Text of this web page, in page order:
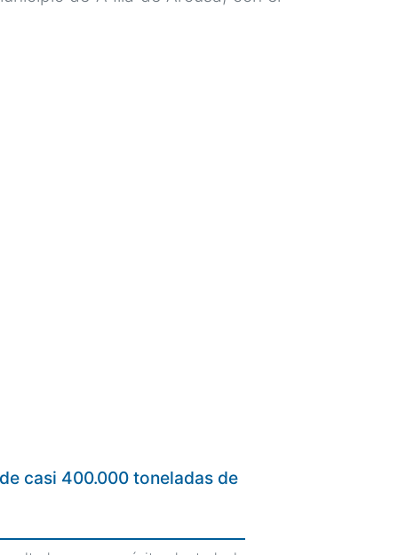
casi 400.000 toneladas de